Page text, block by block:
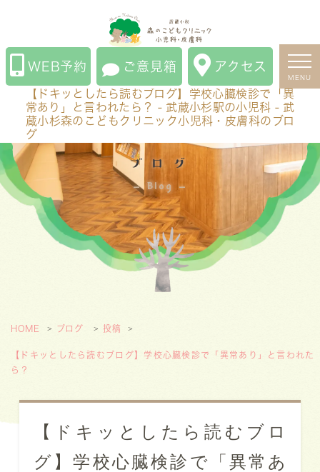
【ドキッとしたら読むブログ】学校心臓検診で「異常あ
り」と言われたら？ - 武蔵小杉駅の小児科 - 武蔵小杉森
のこどもクリニック小児科・皮膚科のブログ
WEB予約 ご意見箱 アクセス
MENU
【ドキッとしたら読むブログ】学校心臓検診で「異
常あり」と言われたら？ - 武蔵小杉駅の小児科 - 武
蔵小杉森のこどもクリニック小児科・皮膚科のブロ
グ
ブログ
Blog
HOME ブログ 投稿
【ドキッとしたら読むブログ】学校心臓検診で「異常あり」と言われた
ら？
【ドキッとしたら読むブロ
グ】学校心臓検診で「異常あ